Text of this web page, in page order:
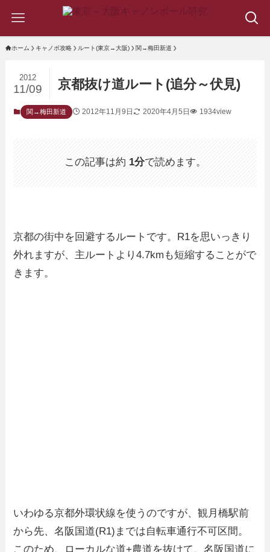
ホーム キャノボ攻略 ルート(東京→大阪) 関→梅田新道
京都抜け道ルート(追分～伏見)
2012
11/09
関→梅田新道 2012年11月9日 2020年4月5日 1934view
この記事は約 1分で読めます。
京都の街中を回避するルートです。R1を思いっきり
外れますが、主ルートより4.7kmも短縮することがで
きます。
いわゆる京都外環状線を使うのですが、観月橋駅前
から先、名阪国道(R1)までは自転車通行不可区間。
このため、ローカルな道+農道を抜けて、名阪国道に